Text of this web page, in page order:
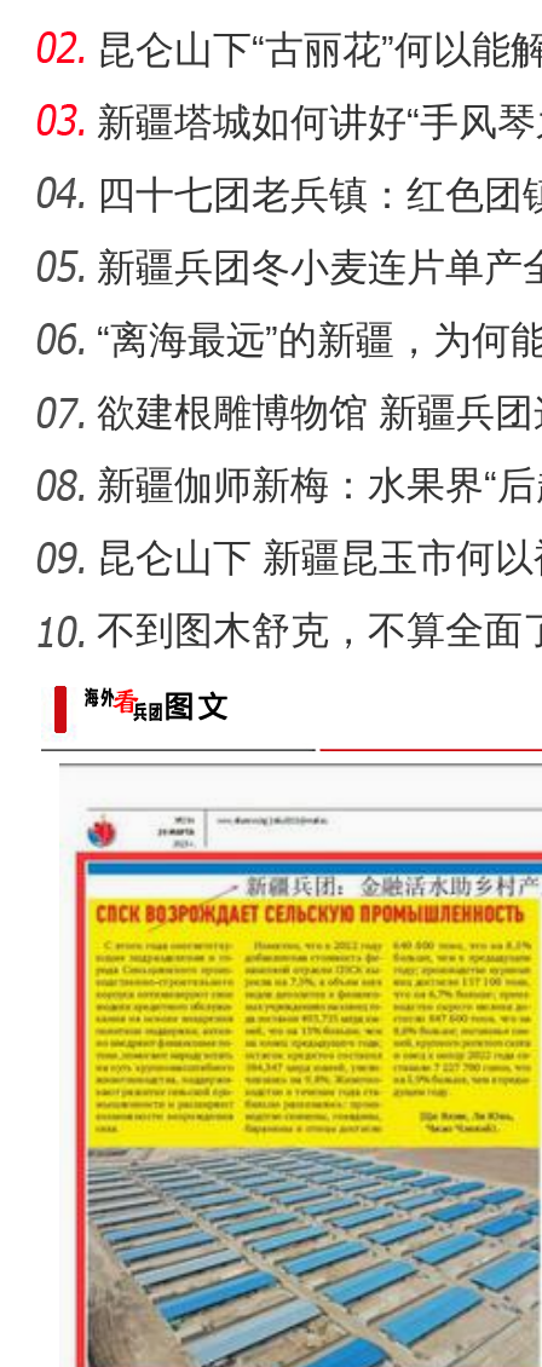
国家二级保护动物盘羊现
新疆泽普：新电商赋能农
昆仑山下“古丽花”何以能
新疆塔城如何讲好“手风
四十七团老兵镇：红色团
新疆兵团冬小麦连片单产
在？
“离海最远”的新疆，为何
欲建根雕博物馆 新疆兵
朽木？
新疆伽师新梅：水果界“
出
昆仑山下 新疆昆玉市何以
不到图木舒克，不算全面
团